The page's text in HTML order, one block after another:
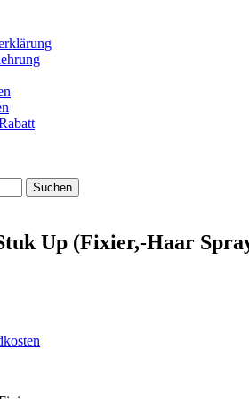
Suchen
Up (Fixier,-Haar